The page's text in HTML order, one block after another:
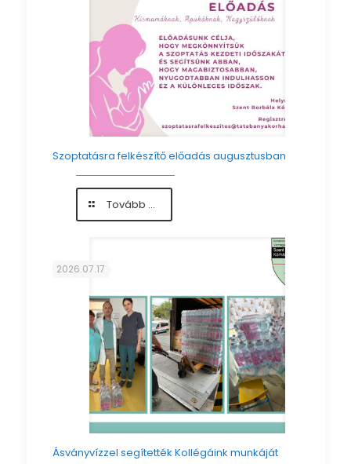
Szoptatásra felkészítő előadás augusztusban
Tovább ...-
Szoptatásra
2026.07.17
Ásványvízzel segítették Kollégáink munkáját